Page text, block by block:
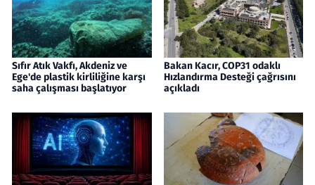
Sıfır Atık Vakfı, Akdeniz ve
Ege'de plastik kirliliğine karşı
saha çalışması başlatıyor
Bakan Kacır, COP31 odaklı
Hızlandırma Desteği çağrısını
açıkladı